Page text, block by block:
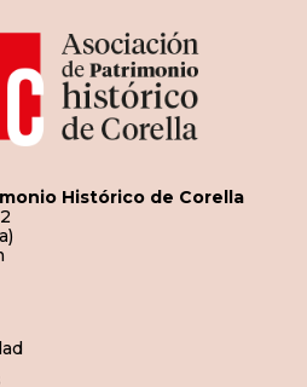
Histórico de Corella